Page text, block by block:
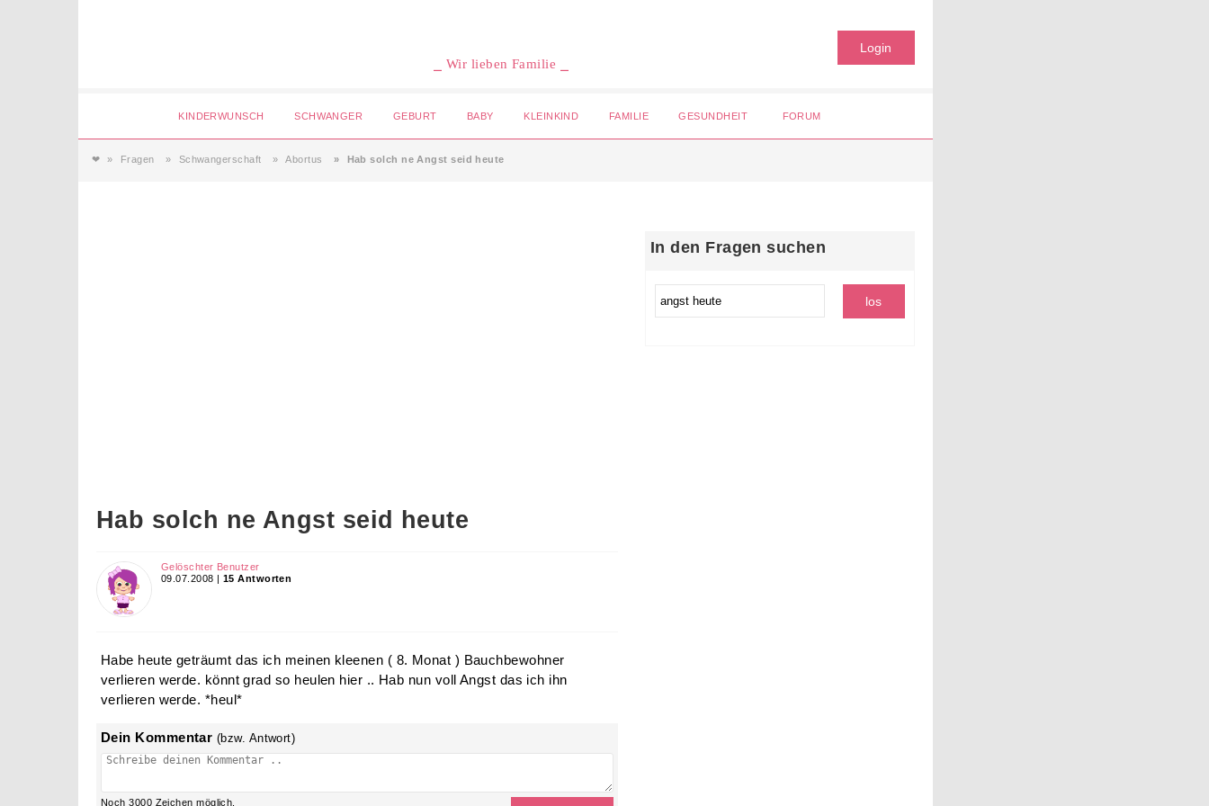
⎯ Wir lieben Familie ⎯
Login
KINDERWUNSCH SCHWANGER GEBURT BABY KLEINKIND FAMILIE GESUNDHEIT FORUM
❤ Fragen Schwangerschaft Abortus Hab solch ne Angst seid heute
Hab solch ne Angst seid heute
Gelöschter Benutzer
09.07.2008 | 15 Antworten
Habe heute geträumt das ich meinen kleenen ( 8. Monat ) Bauchbewohner
verlieren werde. könnt grad so heulen hier .. Hab nun voll Angst das ich ihn
verlieren werde. *heul*
Dein Kommentar (bzw. Antwort)
Noch3000 Zeichen möglich.
In den Fragen suchen